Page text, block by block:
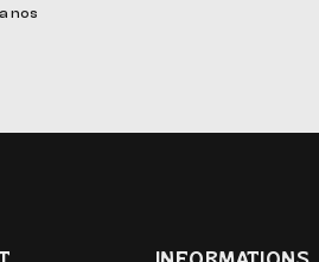
nos